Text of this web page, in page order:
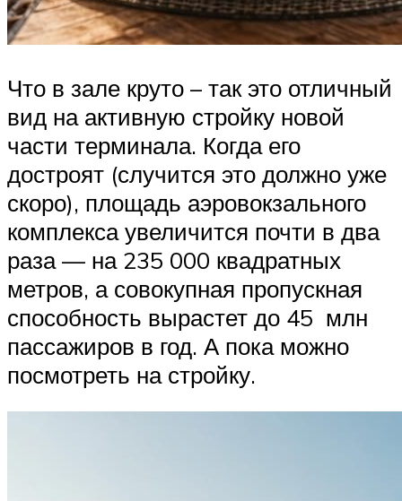
Что в зале круто – так это отличный
вид на активную стройку новой
части терминала. Когда его
достроят (случится это должно уже
скоро), площадь аэровокзального
комплекса увеличится почти в два
раза — на 235 000 квадратных
метров, а совокупная пропускная
способность вырастет до 45 млн
пассажиров в год. А пока можно
посмотреть на стройку.